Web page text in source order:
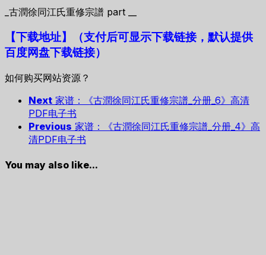
_古潤徐同江氏重修宗譜 part __
【下载地址】
（支付后可显示下载链接，默认提供
百度网盘下载链接）
如何购买网站资源？
Next 家谱：《古潤徐同江氏重修宗譜_分册_6》高清
PDF电子书
Previous 家谱：《古潤徐同江氏重修宗譜_分册_4》高
清PDF电子书
You may also like...